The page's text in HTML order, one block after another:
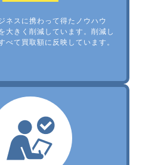
ネスに携わって得たノウハウ
大きく削減しています。削減し
べて買取額に反映しています。